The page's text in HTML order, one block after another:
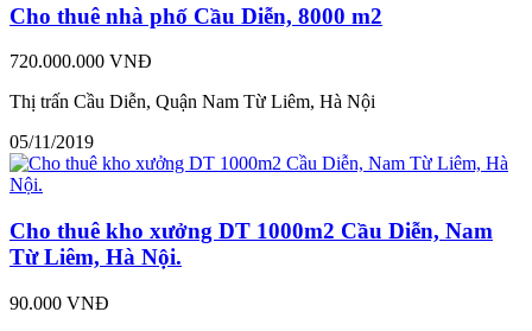
Cho thuê nhà phố Cầu Diễn, 8000 m2
720.000.000 VNĐ
Thị trấn Cầu Diễn, Quận Nam Từ Liêm, Hà Nội
05/11/2019
Cho thuê kho xưởng DT 1000m2 Cầu Diễn, Nam
Từ Liêm, Hà Nội.
90.000 VNĐ